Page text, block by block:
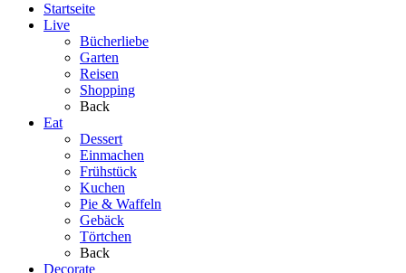
Startseite
Live
Bücherliebe
Garten
Reisen
Shopping
Back
Eat
Dessert
Einmachen
Frühstück
Kuchen
Pie & Waffeln
Gebäck
Törtchen
Back
Decorate